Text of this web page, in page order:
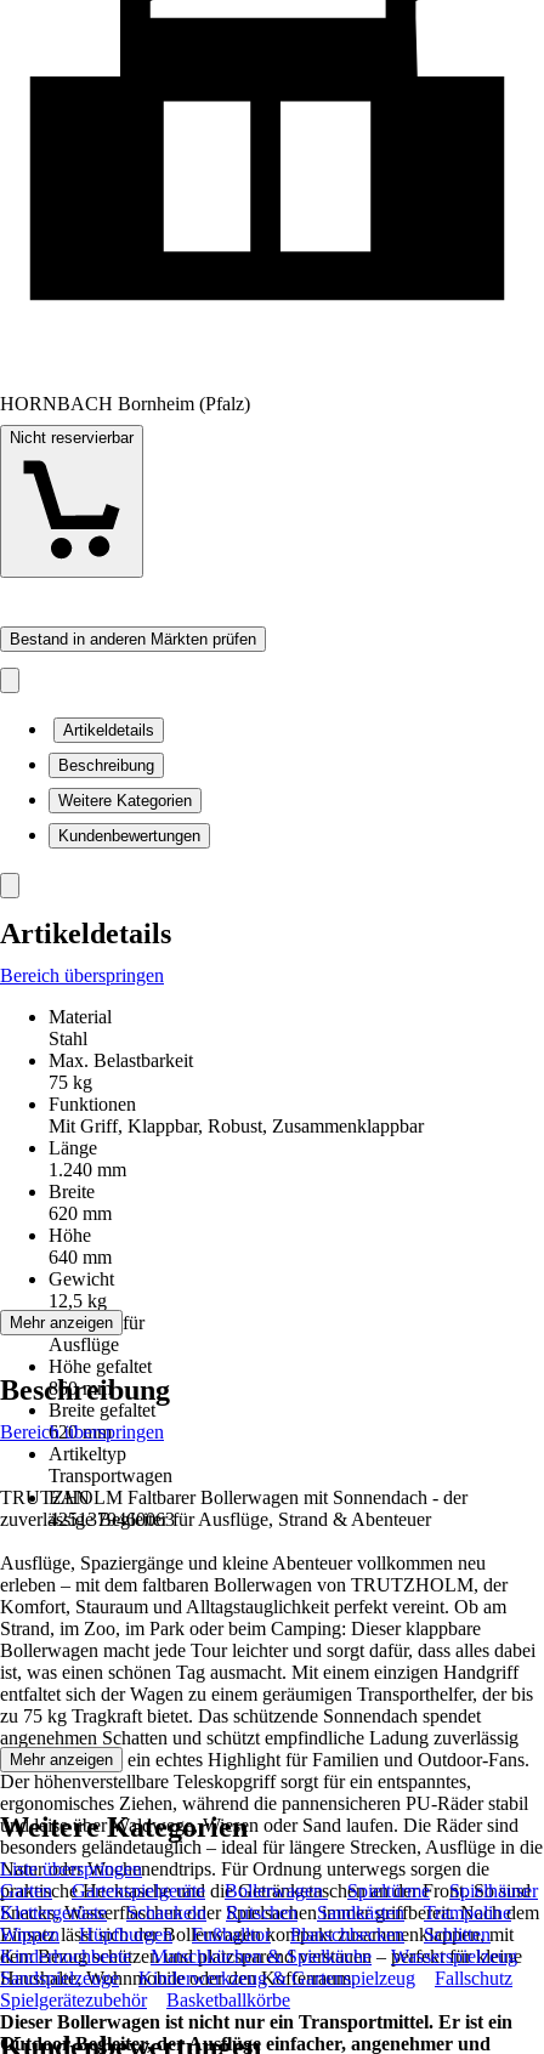
HORNBACH Bornheim (Pfalz)
Nicht reservierbar
Bestand in anderen Märkten prüfen
Artikeldetails
Beschreibung
Weitere Kategorien
Kundenbewertungen
Artikeldetails
Bereich überspringen
Material
Stahl
Max. Belastbarkeit
75 kg
Funktionen
Mit Griff, Klappbar, Robust, Zusammenklappbar
Länge
1.240 mm
Breite
620 mm
Höhe
640 mm
Gewicht
12,5 kg
Geeignet für
Ausflüge
Höhe gefaltet
860 mm
Breite gefaltet
620 mm
Artikeltyp
Transportwagen
EAN
4251379460063
Mehr anzeigen
Beschreibung
Bereich überspringen
TRUTZHOLM Faltbarer Bollerwagen mit Sonnendach - der
zuverlässige Begleiter für Ausflüge, Strand & Abenteuer
Ausflüge, Spaziergänge und kleine Abenteuer vollkommen neu
erleben – mit dem faltbaren Bollerwagen von TRUTZHOLM, der
Komfort, Stauraum und Alltagstauglichkeit perfekt vereint. Ob am
Strand, im Zoo, im Park oder beim Camping: Dieser klappbare
Bollerwagen macht jede Tour leichter und sorgt dafür, dass alles dabei
ist, was einen schönen Tag ausmacht. Mit einem einzigen Handgriff
entfaltet sich der Wagen zu einem geräumigen Transporthelfer, der bis
zu 75 kg Tragkraft bietet. Das schützende Sonnendach spendet
angenehmen Schatten und schützt empfindliche Ladung zuverlässig
vor der Sonne – ein echtes Highlight für Familien und Outdoor-Fans.
Der höhenverstellbare Teleskopgriff sorgt für ein entspanntes,
ergonomisches Ziehen, während die pannensicheren PU-Räder stabil
und leise über Waldwege, Wiesen oder Sand laufen. Die Räder sind
besonders geländetauglich – ideal für längere Strecken, Ausflüge in die
Natur oder Wochenendtrips. Für Ordnung unterwegs sorgen die
praktische Hecktasche und die Getränketaschen an der Front. So sind
Snacks, Wasserflaschen oder Spielsachen immer griffbereit. Nach dem
Einsatz lässt sich der Bollerwagen kompakt zusammenklappen, mit
dem Bezug schützen und platzsparend verstauen – perfekt für kleine
Haushalte, Wohnmobile oder den Kofferraum.
Dieser Bollerwagen ist nicht nur ein Transportmittel. Er ist ein
Outdoor-Begleiter, der Ausflüge einfacher, angenehmer und
Mehr anzeigen
Weitere Kategorien
Liste überspringen
Garten
Gartenspielgeräte Bollerwagen Spieltürme
Spielhäuser
Klettergerüste
Schaukeln Rutschen Sandkästen
Trampoline
Wippen
Hüpfburgen Fußballtor Planschbecken
Schlitten
Kinderhochbeete
Matschküchen & Spielküche
Wasserspielzeug
Sandspielzeuge
Kinderwerkzeug & Gartenspielzeug
Fallschutz
Spielgerätezubehör
Basketballkörbe
Kundenbewertungen